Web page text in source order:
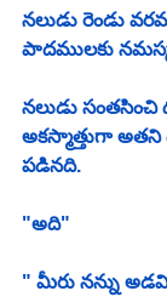
నలుడు రెండు
పాదములకు
నలుడు
అకస్మాత్తుగా అతని
పడినది.
"అది"
" మీరు నన్ను